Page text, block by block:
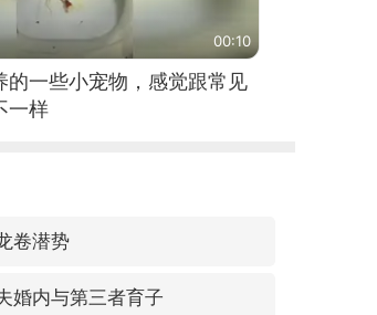
00:10
的一些小宠物，感觉跟常见
一样
卷潜势
婚内与第三者育子